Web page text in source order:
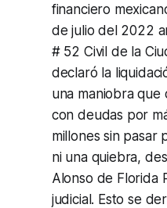
financiero
de julio del 2022
# 52 Civil de la
declaró la
una maniobra que
con deudas por
millones sin pasar
ni una quiebra,
Alonso de Florida
judicial. Esto se